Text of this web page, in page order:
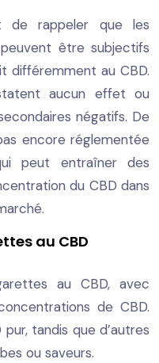
de rappeler que les
être subjectifs
différemment au CBD.
aucun effet ou
négatifs. De
encore réglementée
peut entraîner des
du CBD dans
au CBD
au CBD, avec
de CBD.
tandis que d’autres
ou saveurs.